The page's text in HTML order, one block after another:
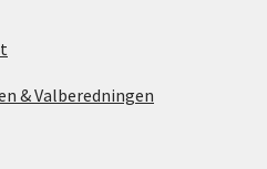
& Valberedningen